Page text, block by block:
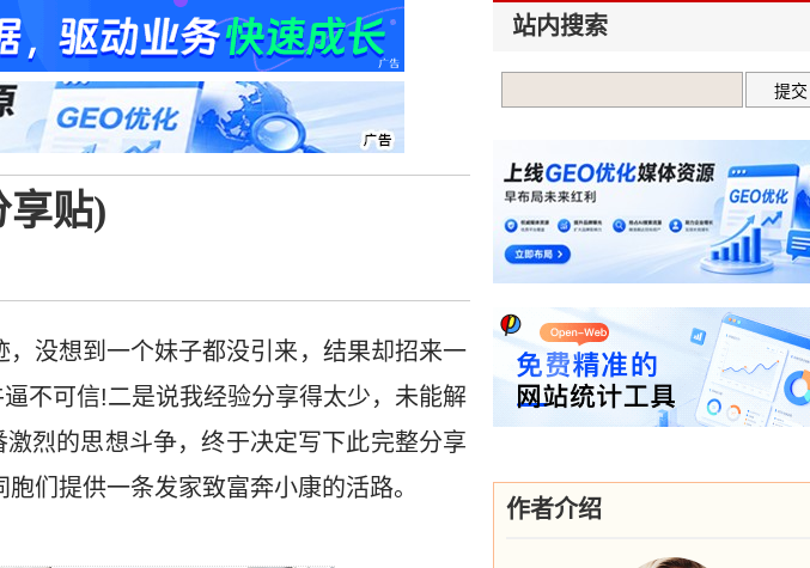
享贴)
，没想到一个妹子都没引来，结果却招来一
不可信!二是说我经验分享得太少，未能解
烈的思想斗争，终于决定写下此完整分享
们提供一条发家致富奔小康的活路。
站内搜索
作者介绍